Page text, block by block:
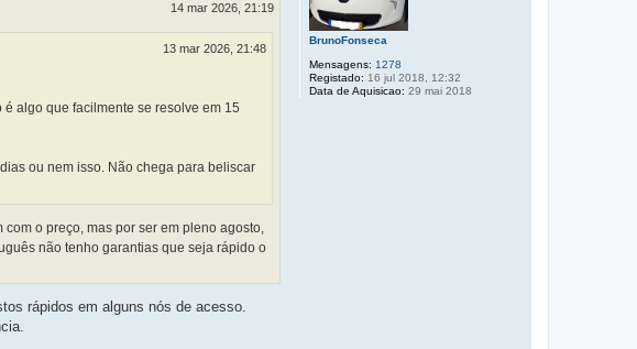
BrunoFonseca
Mensagens: 1278
Registado: 16 jul 2018, 12:32
Data de Aquisicao: 29 mai 2018
14 mar 2026, 21:19
13 mar 2026, 21:48
algo que facilmente se resolve em 15
ou nem isso. Não chega para beliscar
o preço, mas por ser em pleno agosto,
não tenho garantias que seja rápido o
rápidos em alguns nós de acesso.